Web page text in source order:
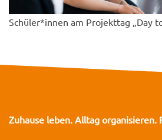
Schüler*innen am Projekttag „Day
Zuhause leben. Alltag organisieren.